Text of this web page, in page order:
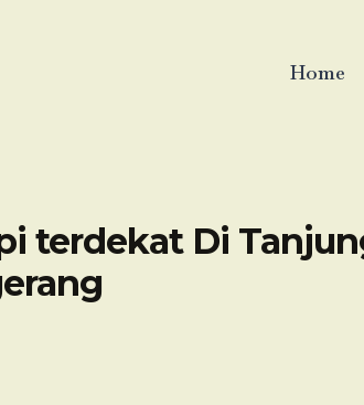
Home
terdekat Di